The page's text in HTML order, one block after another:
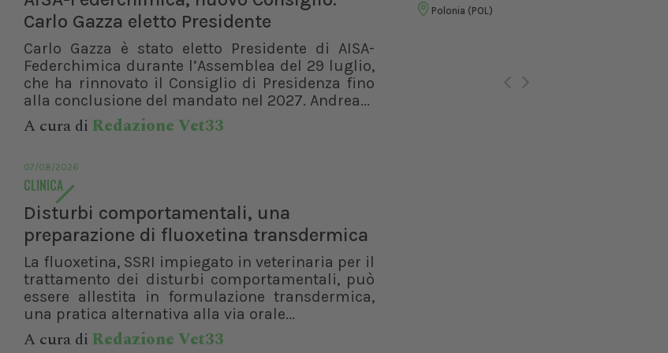
Carlo Gazza eletto Presidente
Carlo Gazza è stato eletto Presidente di AISA-
Federchimica durante l’Assemblea del 29 luglio,
che ha rinnovato il Consiglio di Presidenza fino
alla conclusione del mandato nel 2027. Andrea...
A cura di Redazione Vet33
07/08/2026
CLINICA
Disturbi comportamentali, una
preparazione di fluoxetina transdermica
La fluoxetina, SSRI impiegato in veterinaria per il
trattamento dei disturbi comportamentali, può
essere allestita in formulazione transdermica,
una pratica alternativa alla via orale...
A cura di Redazione Vet33
Polonia (POL)